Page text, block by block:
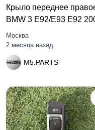
Крыло переднее
BMW 3 E92/E93 E92
Москва
2 месяца назад
M5.PARTS